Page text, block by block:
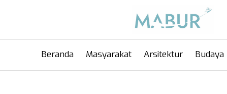
Beranda Masyarakat Arsitektur Budaya